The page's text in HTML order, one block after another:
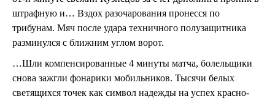
штрафную и… Вздох разочарования пронесся по
трибунам. Мяч после удара техничного полузащитника
разминулся с ближним углом ворот.
…Шли компенсированные 4 минуты матча, болельщики
снова зажгли фонарики мобильников. Тысячи белых
светящихся точек как символ надежды на успех красно-